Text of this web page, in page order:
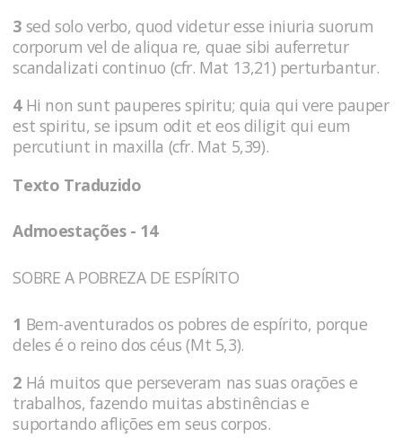
3 sed solo verbo, quod videtur esse iniuria suorum
corporum vel de aliqua re, quae sibi auferretur
scandalizati continuo (cfr. Mat 13,21) perturbantur.
4Hi non sunt pauperes spiritu; quia qui vere pauper
est spiritu, se ipsum odit et eos diligit qui eum
percutiunt in maxilla (cfr. Mat 5,39).
Texto Traduzido
Admoestações - 14
SOBRE A POBREZA DE ESPÍRITO
1 Bem-aventurados os pobres de espírito, porque
deles é o reino dos céus (Mt 5,3).
2 Há muitos que perseveram nas suas orações e
trabalhos, fazendo muitas abstinências e
suportando aflições em seus corpos.